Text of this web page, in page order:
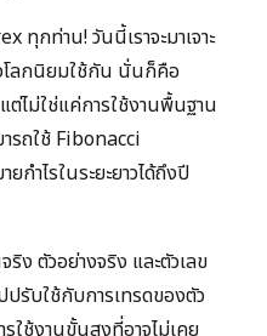
ทุกท่าน! วันนี้เราจะมาเจาะ
ลกนิยมใช้กัน นั่นก็คือ
ต่ไม่ใช่แค่การใช้งานพื้นฐาน
ารถใช้ Fibonacci
กำไรในระยะยาวได้ถึงปี
ง ตัวอย่างจริง และตัวเลข
ปรับใช้กับการเทรดของตัว
ใช้งานขั้นสูงที่อาจไม่เคย